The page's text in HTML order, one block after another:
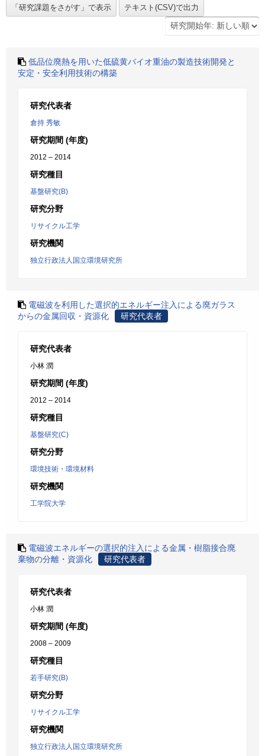
低品位廃熱を用いた低硫黄バイオ重油の製造技術開発と
安定・安全利用技術の構築
研究代表者
倉持 秀敏
研究期間 (年度)
2012 – 2014
研究種目
基盤研究(B)
研究分野
リサイクル工学
研究機関
独立行政法人国立環境研究所
電磁波を利用した選択的エネルギー注入による廃ガラス
からの金属回収・資源化
研究代表者
研究代表者
小林 潤
研究期間 (年度)
2012 – 2014
研究種目
基盤研究(C)
研究分野
環境技術・環境材料
研究機関
工学院大学
電磁波エネルギーの選択的注入による金属・樹脂接合廃
棄物の分離・資源化
研究代表者
研究代表者
小林 潤
研究期間 (年度)
2008 – 2009
研究種目
若手研究(B)
研究分野
リサイクル工学
研究機関
独立行政法人国立環境研究所